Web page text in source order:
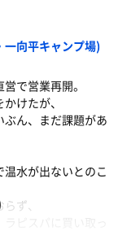
ょうどいいのは
バスの水風呂の冷
の熱波は気持ちよ
ウリュの湿度をい
ていてよかった。
風呂。
浴びてシメ。
に。
向平キャンプ場)
で営業再開。
けたが、
ん、まだ課題があ
水が出ないとのこ
ず、
ピスパに買い取っ